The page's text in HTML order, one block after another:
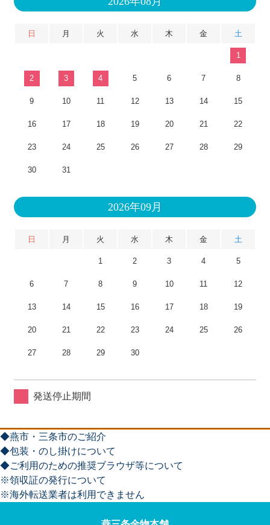
日 月 火 水 木 金 土
1
2 3 4 5 6 7 8
9 10 11 12 13 14 15
16 17 18 19 20 21 22
23 24 25 26 27 28 29
30 31
2026年09月
日 月 火 水 木 金 土
1 2 3 4 5
6 7 8 9 10 11 12
13 14 15 16 17 18 19
20 21 22 23 24 25 26
27 28 29 30
発送停止期間
◆燕市・三条市のご紹介
◆包装・のし掛けについて
◆ご利用のための推奨ブラウザ等について
※領収証の発行について
※海外転送業者は利用できません